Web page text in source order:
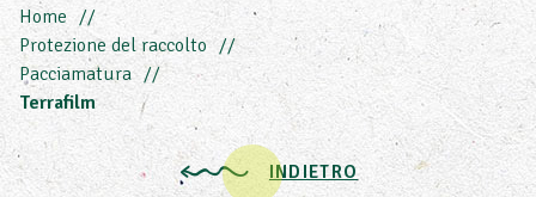
Home
Protezione del raccolto
Pacciamatura
Terrafilm
INDIETRO
ALTEZZA